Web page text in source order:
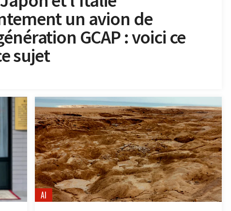
un avion de
GCAP : voici ce
sujet
AI